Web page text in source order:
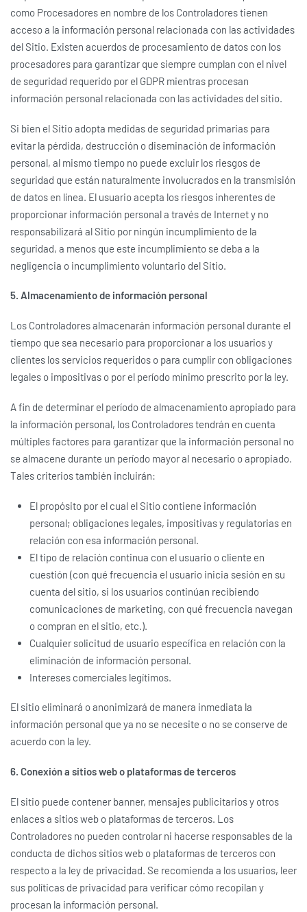
como Procesadores en nombre de los Controladores tienen
acceso a la información personal relacionada con las actividades
del Sitio. Existen acuerdos de procesamiento de datos con los
procesadores para garantizar que siempre cumplan con el nivel
de seguridad requerido por el GDPR mientras procesan
información personal relacionada con las actividades del sitio.
Si bien el Sitio adopta medidas de seguridad primarias para
evitar la pérdida, destrucción o diseminación de información
personal, al mismo tiempo no puede excluir los riesgos de
seguridad que están naturalmente involucrados en la transmisión
de datos en línea. El usuario acepta los riesgos inherentes de
proporcionar información personal a través de Internet y no
responsabilizará al Sitio por ningún incumplimiento de la
seguridad, a menos que este incumplimiento se deba a la
negligencia o incumplimiento voluntario del Sitio.
5. Almacenamiento de información personal
Los Controladores almacenarán información personal durante el
tiempo que sea necesario para proporcionar a los usuarios y
clientes los servicios requeridos o para cumplir con obligaciones
legales o impositivas o por el período mínimo prescrito por la ley.
A fin de determinar el período de almacenamiento apropiado para
la información personal, los Controladores tendrán en cuenta
múltiples factores para garantizar que la información personal no
se almacene durante un período mayor al necesario o apropiado.
Tales criterios también incluirán:
El propósito por el cual el Sitio contiene información
personal; obligaciones legales, impositivas y regulatorias en
relación con esa información personal.
El tipo de relación continua con el usuario o cliente en
cuestión (con qué frecuencia el usuario inicia sesión en su
cuenta del sitio, si los usuarios continúan recibiendo
comunicaciones de marketing, con qué frecuencia navegan
o compran en el sitio, etc.).
Cualquier solicitud de usuario específica en relación con la
eliminación de información personal.
Intereses comerciales legítimos.
El sitio eliminará o anonimizará de manera inmediata la
información personal que ya no se necesite o no se conserve de
acuerdo con la ley.
6. Conexión a sitios web o plataformas de terceros
El sitio puede contener banner, mensajes publicitarios y otros
enlaces a sitios web o plataformas de terceros. Los
Controladores no pueden controlar ni hacerse responsables de la
conducta de dichos sitios web o plataformas de terceros con
respecto a la ley de privacidad. Se recomienda a los usuarios, leer
sus políticas de privacidad para verificar cómo recopilan y
procesan la información personal.